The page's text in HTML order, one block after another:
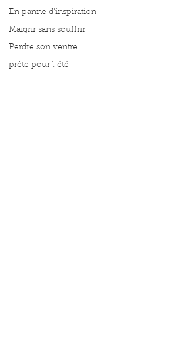
En panne d'inspiration
Maigrir sans souffrir
Perdre son ventre
prête pour l été